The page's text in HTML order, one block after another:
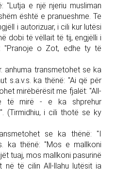
"Lutja e një njeriu musliman
është e pranueshme. Te
i autorizuar, i cili kur lutësi
dobi të vëllait të tij, engjëlli i
"Pranoje o Zot, edhe ty të
an­huma trans­me­tohet se ka
s.a.v.s. ka thënë: "Ai që për
mirëbërësit me fjalët: "All-
të mirë - e ka shprehur
(Tirmidhiu, i cili thotë se ky
se ka thënë: "I
ka thënë: "Mos e mallkoni
tuaj, mos mallkoni pasurinë
në të cilin All-llahu lutësit ia